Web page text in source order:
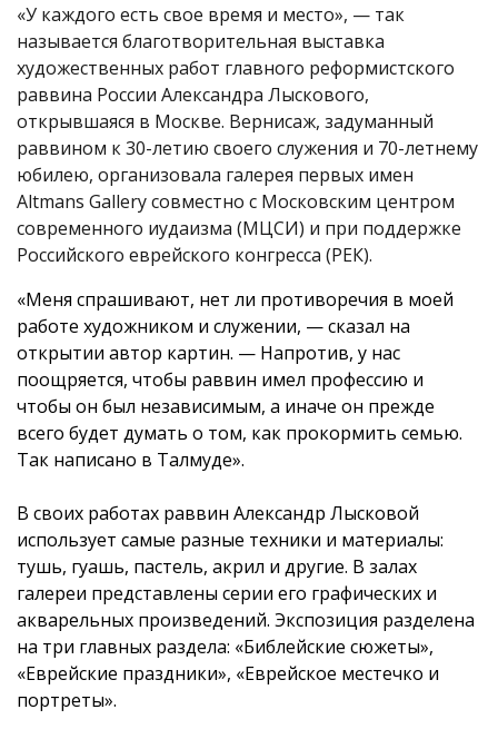
«У каждого есть свое время и место», — так
называется благотворительная выставка
художественных работ главного реформистского
раввина России Александра Лыскового,
открывшаяся в Москве. Вернисаж, задуманный
раввином к 30-летию своего служения и 70-летнему
юбилею, организовала галерея первых имен
Altmans Gallery совместно с Московским центром
современного иудаизма (МЦСИ) и при поддержке
Российского еврейского конгресса (РЕК).
«Меня спрашивают, нет ли противоречия в моей
работе художником и служении, — сказал на
открытии автор картин. — Напротив, у нас
поощряется, чтобы раввин имел профессию и
чтобы он был независимым, а иначе он прежде
всего будет думать о том, как прокормить семью.
Так написано в Талмуде».
В своих работах раввин Александр Лысковой
использует самые разные техники и материалы:
тушь, гуашь, пастель, акрил и другие. В залах
галереи представлены серии его графических и
акварельных произведений. Экспозиция разделена
на три главных раздела: «Библейские сюжеты»,
«Еврейские праздники», «Еврейское местечко и
портреты».